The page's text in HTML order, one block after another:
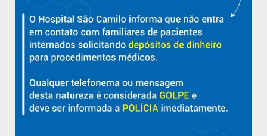
Nossa História e Fundador
Diretorias